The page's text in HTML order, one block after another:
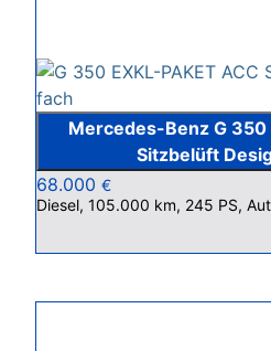
Mercedes-Benz G 350
Sitzbelüft
68.000 €
Diesel, 105.000 km, 245 PS,